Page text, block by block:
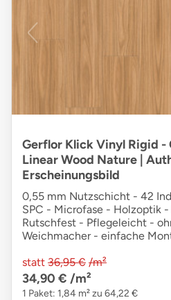
Gerflor Klick Vinyl Rigid -
Linear Wood Nature |
Erscheinungsbild
0,55 mm Nutzschicht - 42
SPC - Microfase - Holzoptik
Rutschfest - Pflegeleicht -
Weichmacher - einfache
statt 36,95 € /m²
34,90 € /m²
1 Paket: 1,84 m² zu 64,22 €